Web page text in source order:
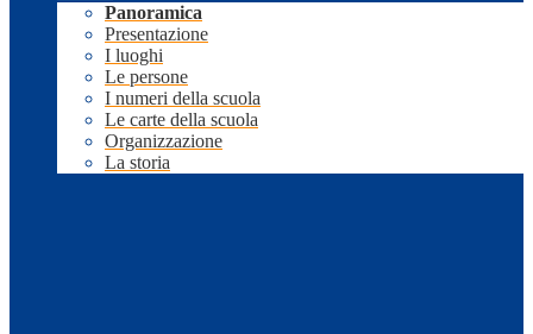
Panoramica
Presentazione
I luoghi
Le persone
I numeri della scuola
Le carte della scuola
Organizzazione
La storia